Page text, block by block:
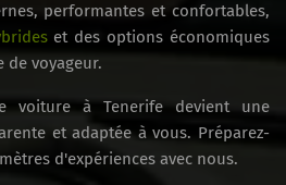
performantes et confortables,
et des options économiques
de voyageur.
voiture à Tenerife devient une
et adaptée à vous. Préparez-
d'expériences avec nous.